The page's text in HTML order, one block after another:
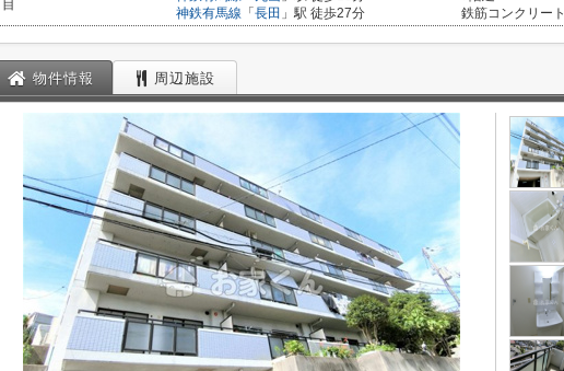
目
神鉄有馬線 「 長田 」駅 徒歩27分
鉄筋コンクリート
物件情報 周辺施設